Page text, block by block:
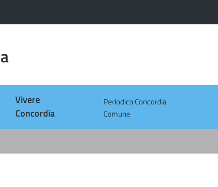
Vivere
Concordia
Periodico Concordia
Comune